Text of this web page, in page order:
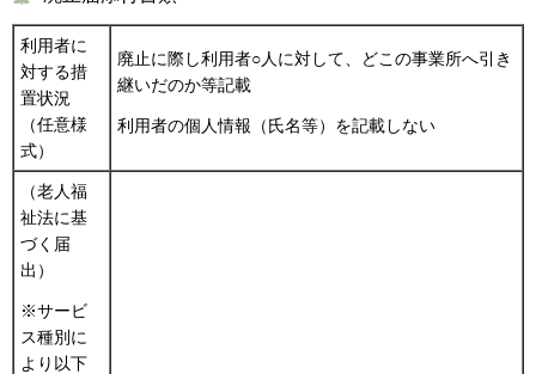
利用者に
対する措
置状況
（任意様
式）
廃止に際し利用者○人に対して、どこの事業所へ引き
継いだのか等記載
利用者の個人情報（氏名等）を記載しない
（老人福
祉法に基
づく届
出）
※サービ
ス種別に
より以下